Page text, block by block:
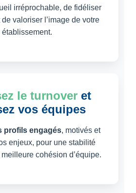
irréprochable, de fidéliser
de valoriser l’image de votre
établissement.
le turnover et
vos équipes
profils engagés, motivés et
enjeux, pour une stabilité
cohésion d’équipe.